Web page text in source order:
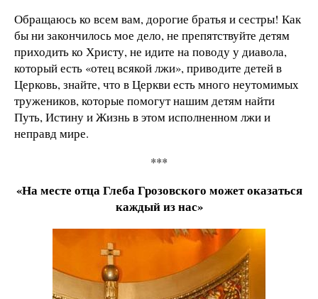
Обращаюсь ко всем вам, дорогие братья и сестры! Как
бы ни закончилось мое дело, не препятствуйте детям
приходить ко Христу, не идите на поводу у диавола,
который есть «отец всякой лжи», приводите детей в
Церковь, знайте, что в Церкви есть много неутомимых
тружеников, которые помогут нашим детям найти
Путь, Истину и Жизнь в этом исполненном лжи и
неправд мире.
***
«На месте отца Глеба Грозовского может оказаться
каждый из нас»